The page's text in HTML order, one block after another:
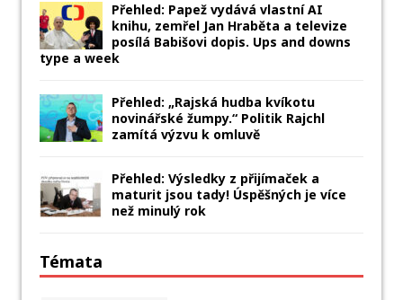
Přehled: Papež vydává vlastní AI
knihu, zemřel Jan Hraběta a televize
posílá Babišovi dopis. Ups and downs
type a week
Přehled: „Rajská hudba kvíkotu
novinářské žumpy.“ Politik Rajchl
zamítá výzvu k omluvě
Přehled: Výsledky z přijímaček a
maturit jsou tady! Úspěšných je více
než minulý rok
Témata